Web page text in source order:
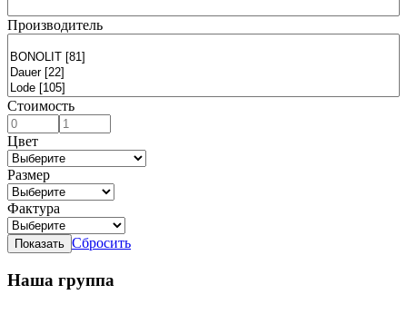
Производитель
Стоимость
Цвет
Размер
Фактура
Сбросить
Наша группа